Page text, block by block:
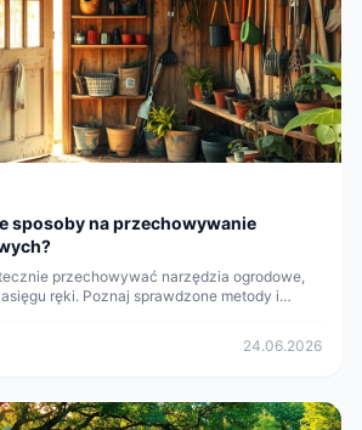
sposoby na przechowywanie
przechowywać narzędzia ogrodowe,
ręki. Poznaj sprawdzone metody i
24.06.2026